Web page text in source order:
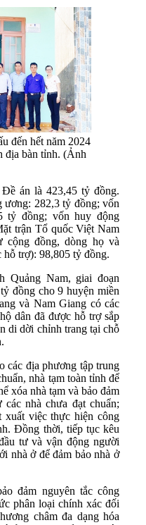
đến hết năm 2024
địa bàn tỉnh. (Ảnh
án là 423,45 tỷ đồng.
ương: 282,3 tỷ đồng; vốn
tỷ đồng; vốn huy động
trận Tổ quốc Việt Nam
cộng đồng, dòng họ và
trợ): 98,805 tỷ đồng.
Quảng Nam, giai đoạn
đồng cho 9 huyện miền
và Nam Giang có các
dân đã được hỗ trợ sắp
di dời chỉnh trang tại chỗ
các địa phương tập trung
nhà tạm toàn tỉnh để
xóa nhà tạm và bảo đảm
nhà chưa đạt chuẩn;
việc thực hiện công
Đồng thời, tiếp tục kêu
tư và vận động người
nhà ở để đảm bảo nhà ở
đảm nguyên tắc công
phân loại chính xác đối
châm đa dạng hóa